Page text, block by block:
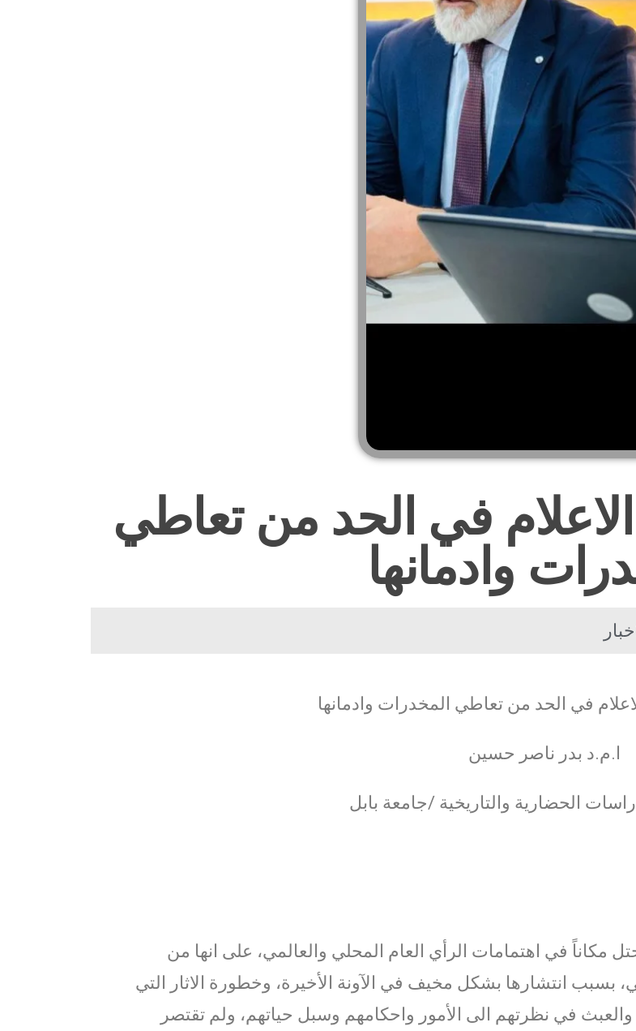
في الحد من تعاطي
وادمانها
في الحد من تعاطي المخدرات وادمانها
ا.م.د بدر ناصر حسين
الحضارية والتاريخية /جامعة بابل
مكاناً في اهتمامات الرأي العام المحلي والعالمي، على انها من
بسبب انتشارها بشكل مخيف في الآونة الأخيرة، وخطورة الاثار التي
والعبث في نظرتهم الى الأمور واحكامهم وسبل حياتهم، ولم تقتصر